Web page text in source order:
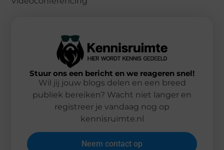
Stuur ons een bericht en we reageren snel!
Wil jij jouw blogs delen en een breed
publiek bereiken? Wacht niet langer en
registreer je vandaag nog op
kennisruimte.nl
Neem contact op